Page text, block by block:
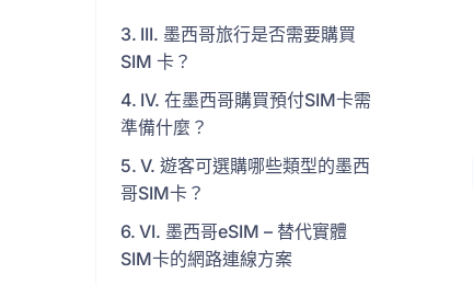
III. 墨西哥旅行是否需要購買
SIM 卡？
IV. 在墨西哥購買預付SIM卡需
準備什麼？
V. 遊客可選購哪些類型的墨西
哥SIM卡？
VI. 墨西哥eSIM – 替代實體
SIM卡的網路連線方案